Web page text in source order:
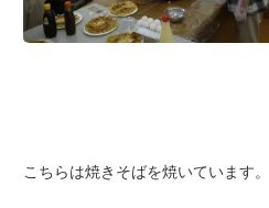
こちらは焼きそばを焼いています。